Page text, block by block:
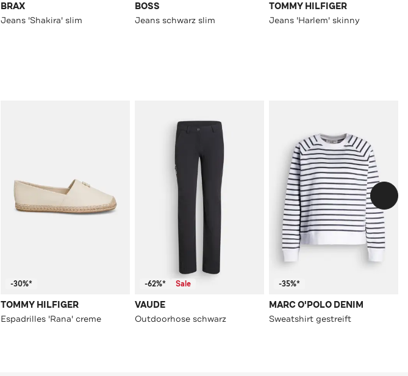
BRAX
Jeans 'Shakira' slim
BOSS
Jeans schwarz slim
TOMMY HILFIGER
Jeans 'Harlem' skinny
-30%*
TOMMY HILFIGER
Espadrilles 'Rana' creme
-62%* Sale
VAUDE
Outdoorhose schwarz
-35%*
MARC O'POLO DENIM
Sweatshirt gestreift